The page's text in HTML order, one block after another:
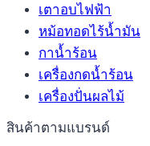
เตาอบไฟฟ้า
หม้อทอดไร้น้ำมัน
กาน้ำร้อน
เครื่องกดน้ำร้อน
เครื่องปั่นผลไม้
สินค้าตามแบรนด์
開
源
基
礎
設
施
構